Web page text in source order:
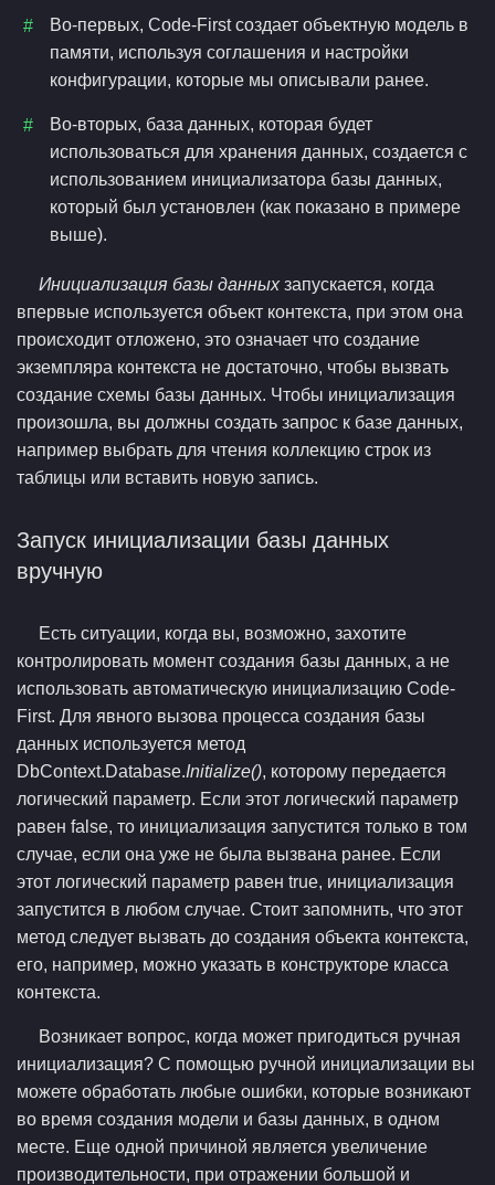
Во-первых, Code-First создает объектную модель в
памяти, используя соглашения и настройки
конфигурации, которые мы описывали ранее.
Во-вторых, база данных, которая будет
использоваться для хранения данных, создается с
использованием инициализатора базы данных,
который был установлен (как показано в примере
выше).
Инициализация базы данныхзапускается, когда
впервые используется объект контекста, при этом она
происходит отложено, это означает что создание
экземпляра контекста не достаточно, чтобы вызвать
создание схемы базы данных. Чтобы инициализация
произошла, вы должны создать запрос к базе данных,
например выбрать для чтения коллекцию строк из
таблицы или вставить новую запись.
Запуск инициализации базы данных
вручную
Есть ситуации, когда вы, возможно, захотите
контролировать момент создания базы данных, а не
использовать автоматическую инициализацию Code-
First. Для явного вызова процесса создания базы
данных используется метод
DbContext.Database.Initialize(), которому передается
логический параметр. Если этот логический параметр
равен false, то инициализация запустится только в том
случае, если она уже не была вызвана ранее. Если
этот логический параметр равен true, инициализация
запустится в любом случае. Стоит запомнить, что этот
метод следует вызвать до создания объекта контекста,
его, например, можно указать в конструкторе класса
контекста.
Возникает вопрос, когда может пригодиться ручная
инициализация? С помощью ручной инициализации вы
можете обработать любые ошибки, которые возникают
во время создания модели и базы данных, в одном
месте. Еще одной причиной является увеличение
производительности, при отражении большой и